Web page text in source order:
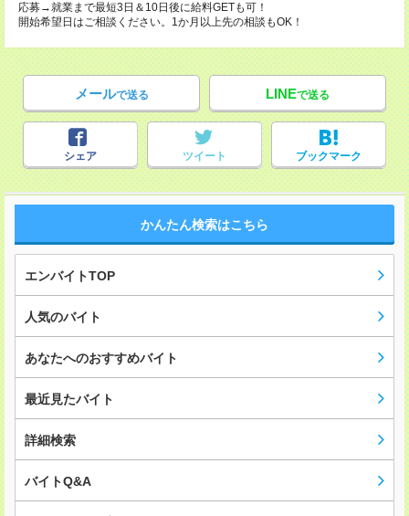
応募→就業まで最短3日＆10日後に給料GETも可！
開始希望日はご相談ください。1か月以上先の相談もOK！
メールで送る LINEで送る
シェア ツイート ブックマーク
かんたん検索はこちら
エンバイトTOP
人気のバイト
あなたへのおすすめバイト
最近見たバイト
詳細検索
バイトQ&A